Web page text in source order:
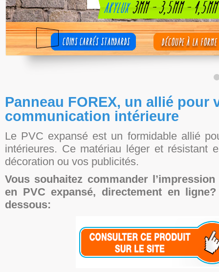
Panneau FOREX, un allié pour
communication intérieure
Le PVC expansé est un formidable allié
intérieures. Ce matériau léger et résistant
décoration ou vos publicités.
Vous souhaitez commander
en PVC expansé, directement en
dessous: